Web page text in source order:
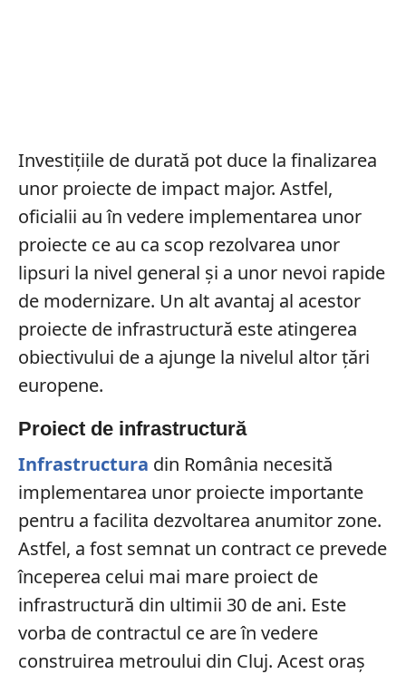
Investițiile de durată pot duce la finalizarea
unor proiecte de impact major. Astfel,
oficialii au în vedere implementarea unor
proiecte ce au ca scop rezolvarea unor
lipsuri la nivel general și a unor nevoi rapide
de modernizare. Un alt avantaj al acestor
proiecte de infrastructură este atingerea
obiectivului de a ajunge la nivelul altor țări
europene.
Proiect de infrastructură
Infrastructura din România necesită
implementarea unor proiecte importante
pentru a facilita dezvoltarea anumitor zone.
Astfel, a fost semnat un contract ce prevede
începerea celui mai mare proiect de
infrastructură din ultimii 30 de ani. Este
vorba de contractul ce are în vedere
construirea metroului din Cluj. Acest oraș